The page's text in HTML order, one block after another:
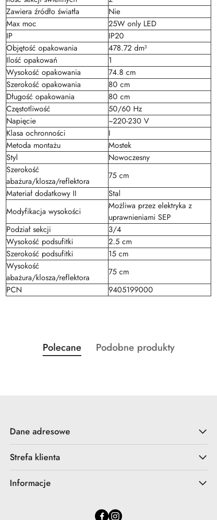
Zawiera źródło światła
Nie
Max moc
25W only LED
IP
IP20
Objętość opakowania
478.72 dm³
Ilość opakowań
1
Wysokość opakowania
74.8 cm
Szerokość opakowania
80 cm
Długość opakowania
80 cm
Częstotliwość
50/60 Hz
Napięcie
~220-230 V
Klasa ochronności
I
Metoda montażu
Mostek
Styl
Nowoczesny
Szerokość
abażura/klosza/reflektora
75 cm
Materiał dodatkowy II
Stal
Modyfikacja wysokości
Możliwa przez elektryka z
uprawnieniami SEP
Podział sekcji
3/4
Wysokość podsufitki
2.5 cm
Szerokość podsufitki
15 cm
Wysokość
abażura/klosza/reflektora
75 cm
PCN
9405199000
Pomiń karuzelę produktów
Produkty
o
Polecane
Produkty
Podobne produkty
Dane adresowe
Strefa klienta
Informacje